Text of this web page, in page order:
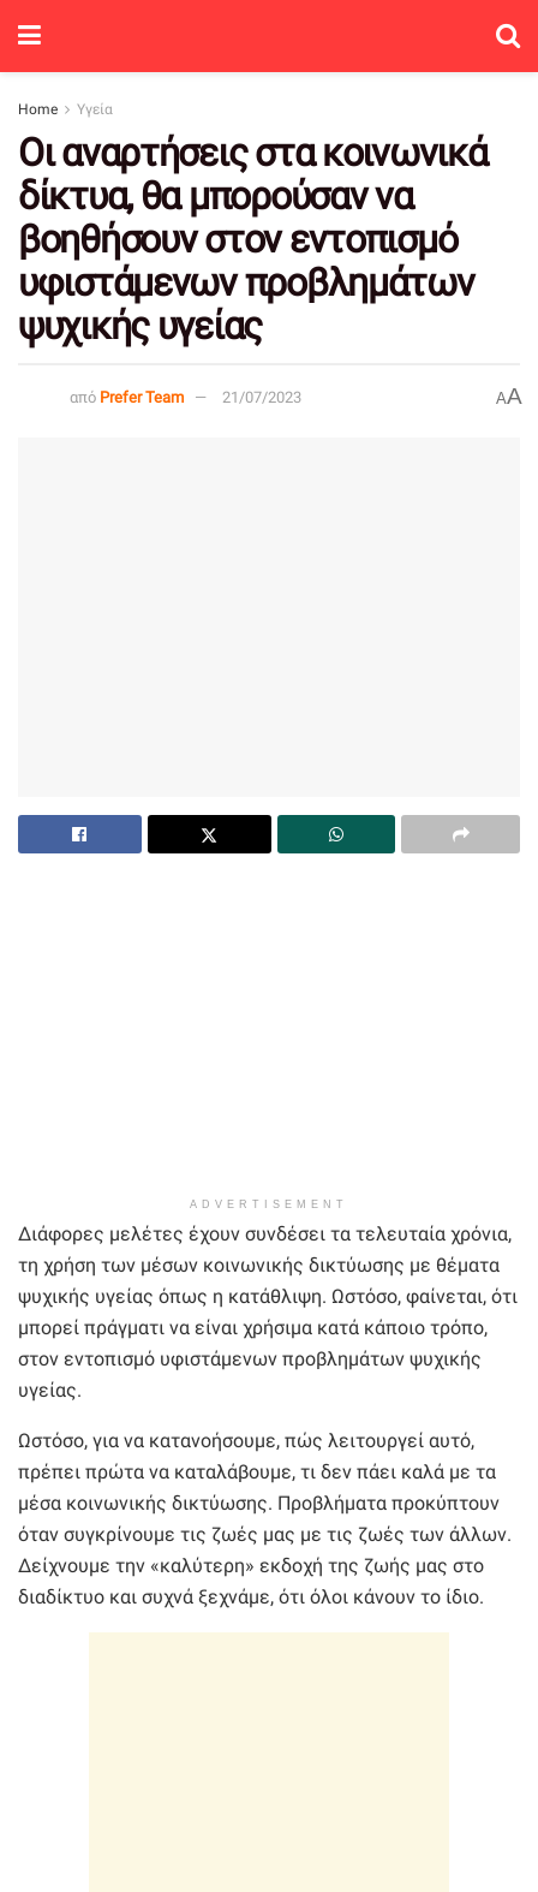
Home Υγεία
Οι αναρτήσεις στα κοινωνικά
δίκτυα, θα μπορούσαν να
βοηθήσουν στον εντοπισμό
υφιστάμενων προβλημάτων
ψυχικής υγείας
από Prefer Team 21/07/2023 AA
ADVERTISEMENT
Διάφορες μελέτες έχουν συνδέσει τα τελευταία χρόνια,
τη χρήση των μέσων κοινωνικής δικτύωσης με θέματα
ψυχικής υγείας όπως η κατάθλιψη. Ωστόσο, φαίνεται, ότι
μπορεί πράγματι να είναι χρήσιμα κατά κάποιο τρόπο,
στον εντοπισμό υφιστάμενων προβλημάτων ψυχικής
υγείας.
Ωστόσο, για να κατανοήσουμε, πώς λειτουργεί αυτό,
πρέπει πρώτα να καταλάβουμε, τι δεν πάει καλά με τα
μέσα κοινωνικής δικτύωσης. Προβλήματα προκύπτουν
όταν συγκρίνουμε τις ζωές μας με τις ζωές των άλλων.
Δείχνουμε την «καλύτερη» εκδοχή της ζωής μας στο
διαδίκτυο και συχνά ξεχνάμε, ότι όλοι κάνουν το ίδιο.